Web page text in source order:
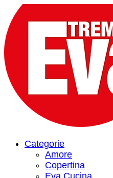
Categorie
Amore
Copertina
Eva Cucina